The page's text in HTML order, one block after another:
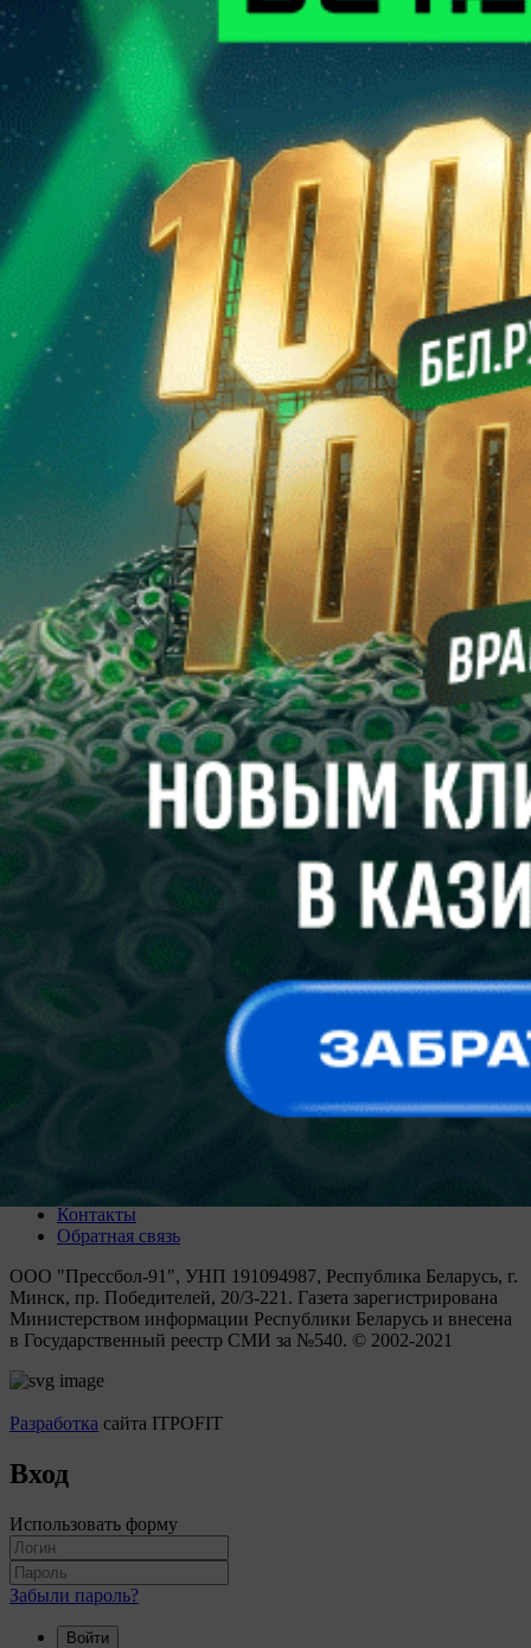
Кирилла Цепенкова. Один из наиболее одаренных
футболистов Беларуси, рожденных в XXI веке, вернулся в
альма-матер, где старательно постигал футбольное искусство
в специализированной школе “Днепра”.
Александр КАНАНОВИЧ
Футзал. Александр Чибисов. Нахожусь в своей команде
Лучшим футзальным тренером Беларуси третий раз был
признан Александр ЧИБИСОВ — он привел “Столицу” к
золоту в чемпионате страны и выигрышу Кубка. В коллекции
42-летнего специалиста, тренерский дебют которого состоялся
в марте 2022 года, четыре победы в первенстве и по две в
Кубке и Суперкубке Беларуси. Результаты впечатляют.
Корреспондент “ПБ” встретился с Александром Валерьевичем
в день выхода команды из отпуска и побеседовал о днях
минувших и планах на ближайшие месяцы.
Сергей СЕЛИВАНОВ
Хоккей. Кубок Салея. Августовское безумие
Позавчера, 2 августа, взял старт второй по значимости
официальный хоккейный турнир на внутреннем фронте. C
2013 года розыгрыш Кубка Беларуси носит имя
прославленного отечественного хоккеиста Руслана Салея, а
вообще в сезоне-2026/27 мероприятие пройдет 26-й раз.
Защищать звание победителя будет столичная “Юность”, а
всего обладателями почетного трофея в разное время
становились семь ледовых дружин, причем четыре из них
Газета
Контакты
Обратная связь
ООО "Прессбол-91", УНП 191094987, Республика Беларусь, г.
Минск, пр. Победителей, 20/3-221. Газета зарегистрирована
Министерством информации Республики Беларусь и внесена
в Государственный реестр СМИ за №540. © 2002-2021
Разработка сайта ITPOFIT
Вход
Использовать форму
Забыли пароль?
Войти